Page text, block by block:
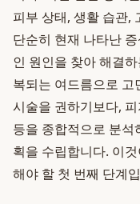
피부 상태, 생활 습관,
단순히 현재 나타난
인 원인을 찾아 해결
복되는 여드름으로
시술을 권하기보다,
등을 종합적으로 분석
획을 수립합니다. 이
해야 할 첫 번째 단계